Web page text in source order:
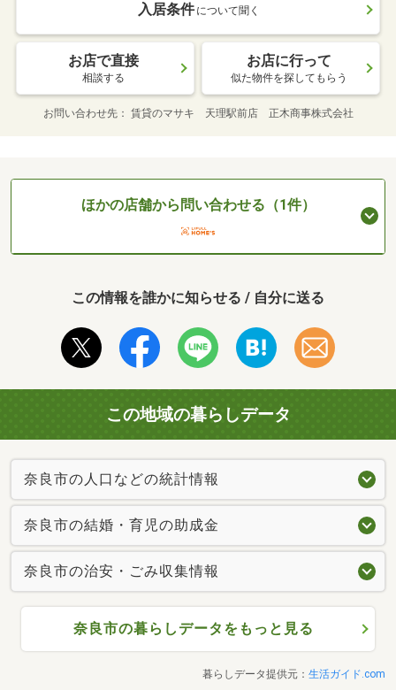
入居条件 について聞く
お店で直接
相談する
お店に行って
似た物件を探してもらう
お問い合わせ先 賃貸のマサキ 天理駅前店 正木商事株式会社
ほかの店舗から問い合わせる（1件）
この情報を誰かに知らせる / 自分に送る
この地域の暮らしデータ
奈良市の人口などの統計情報
奈良市の結婚・育児の助成金
奈良市の治安・ごみ収集情報
奈良市の暮らしデータをもっと見る
暮らしデータ提供元： 生活ガイド.com